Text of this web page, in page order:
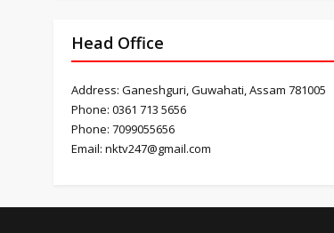
Head Office
Address: Ganeshguri, Guwahati, Assam 781005
Phone: 0361 713 5656
Phone: 7099055656
Email: nktv247@gmail.com